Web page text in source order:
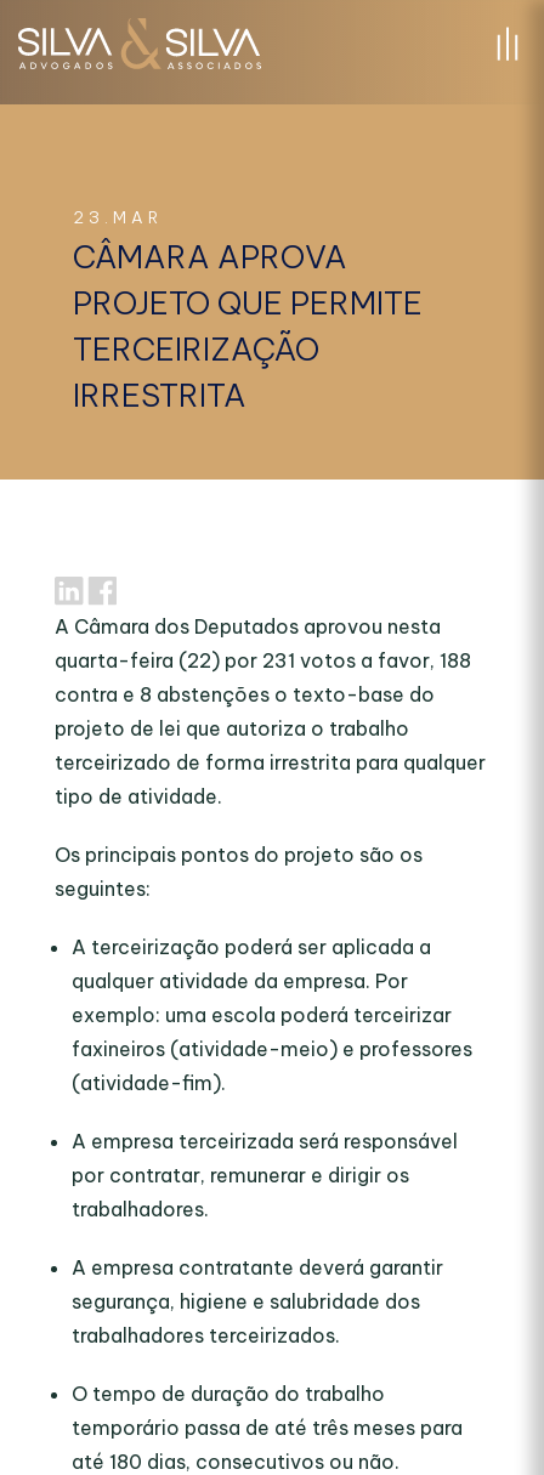
23.MAR
CÂMARA APROVA
PROJETO QUE PERMITE
TERCEIRIZAÇÃO
IRRESTRITA
A Câmara dos Deputados aprovou nesta
quarta-feira (22) por 231 votos a favor, 188
contra e 8 abstenções o texto-base do
projeto de lei que autoriza o trabalho
terceirizado de forma irrestrita para qualquer
tipo de atividade.
Os principais pontos do projeto são os
seguintes:
A terceirização poderá ser aplicada a
qualquer atividade da empresa. Por
exemplo: uma escola poderá terceirizar
faxineiros (atividade-meio) e professores
(atividade-fim).
A empresa terceirizada será responsável
por contratar, remunerar e dirigir os
trabalhadores.
A empresa contratante deverá garantir
segurança, higiene e salubridade dos
trabalhadores terceirizados.
O tempo de duração do trabalho
temporário passa de até três meses para
até 180 dias, consecutivos ou não.